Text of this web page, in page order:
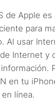
de Apple es
para
Al usar
Internet y
en tu
línea.